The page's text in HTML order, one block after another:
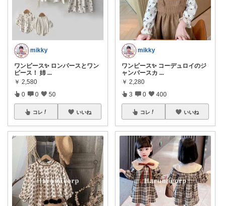
mikky
ワンピース✨ ロンパースとワン
ピース！ 姉 ...
￥ 2,580
0 0 50
コレ いいね
mikky
ワンピース✨ コーデュロイのジ
ャンパースカ ...
￥ 2,280
3 0 400
コレ いいね